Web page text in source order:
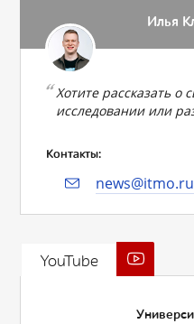
Илья
Хотите рассказать о
исследовании или
Контакты:
news@itmo.ru
YouTube